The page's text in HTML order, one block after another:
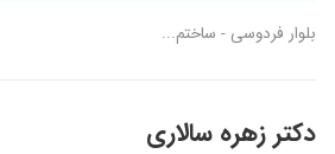
بلوار فردوسی - ساختم...
دکتر زهره سالاری